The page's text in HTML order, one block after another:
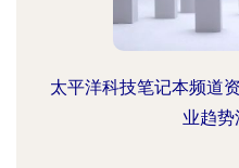
太平洋科技笔记本频道
业趋